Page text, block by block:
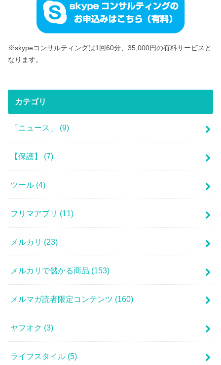
※skypeコンサルティングは1回60分、35,000円の有料サービスと
なります。
カテゴリ
「ニュース」 (9)
【保護】 (7)
ツール (4)
フリマアプリ (11)
メルカリ (23)
メルカリで儲かる商品 (153)
メルマガ読者限定コンテンツ (160)
ヤフオク (3)
ライフスタイル (5)